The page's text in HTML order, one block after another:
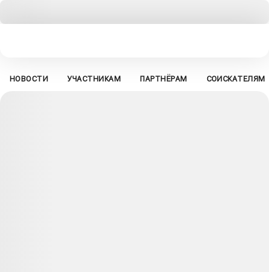
НОВОСТИ УЧАСТНИКАМ ПАРТНЁРАМ СОИСКАТЕЛЯМ